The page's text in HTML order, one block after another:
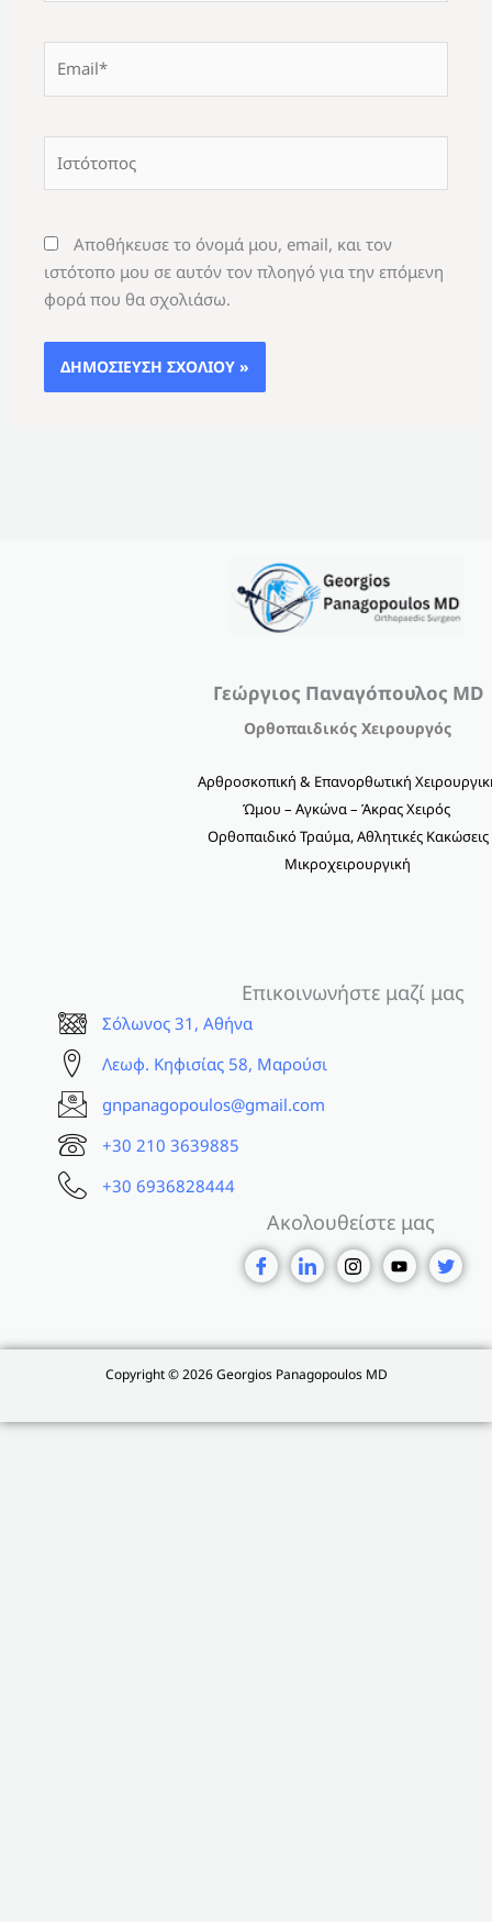
Αποθήκευσε το όνομά μου, email, και τον
ιστότοπο μου σε αυτόν τον πλοηγό για την επόμενη
φορά που θα σχολιάσω.
Γεώργιος Παναγόπουλος MD
Ορθοπαιδικός Χειρουργός
Αρθροσκοπική & Επανορθωτική
Ώμου – Αγκώνα – Άκρας Χειρός
Ορθοπαιδικό Τραύμα, Αθλητικές Κακώσεις
Μικροχειρουργική
Επικοινωνήστε μαζί μας
Σόλωνος 31, Αθήνα
Λεωφ. Κηφισίας 58, Μαρούσι
gnpanagopoulos@gmail.com
+30 210 3639885
+30 6936828444
Ακολουθείστε μας
Copyright © 2026 Georgios Panagopoulos MD